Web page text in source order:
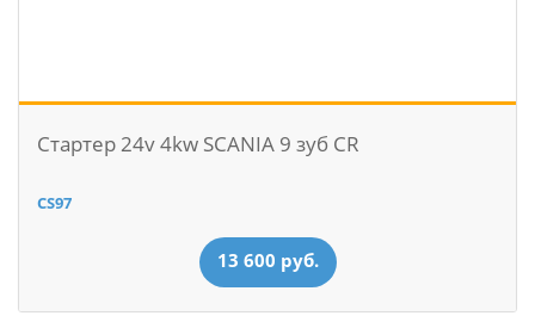
Стартер 24v 4kw SCANIA 9 зуб CR
CS97
13 600 руб.